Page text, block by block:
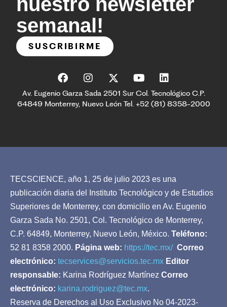
semanal!
SUSCRIBIRME
Av. Eugenio Garza Sada 2501 Sur Col. Tecnológico C.P.
64849 Monterrey, Nuevo León Tel. +52 (81) 8358-2000
TECSCIENCE, año 1, 25 de julio 2023 es una
publicación diaria del Instituto Tecnológico y de Estudios
Superiores de Monterrey, con domicilio en Av. Eugenio
Garza Sada No. 2501, Col. Tecnológico de Monterrey,
C.P. 64849, Monterrey, Nuevo León, México. Teléfono:
52 81 8358 2000. Página web: https://tec.mx/ Correo
electrónico: tecservices@servicios.tec.mx Editor
responsable: Karina Rodríguez Martínez Correo
electrónico: karina.rodriguez@tec.mx.
Reserva de Derechos al Uso Exclusivo No 04-2023-